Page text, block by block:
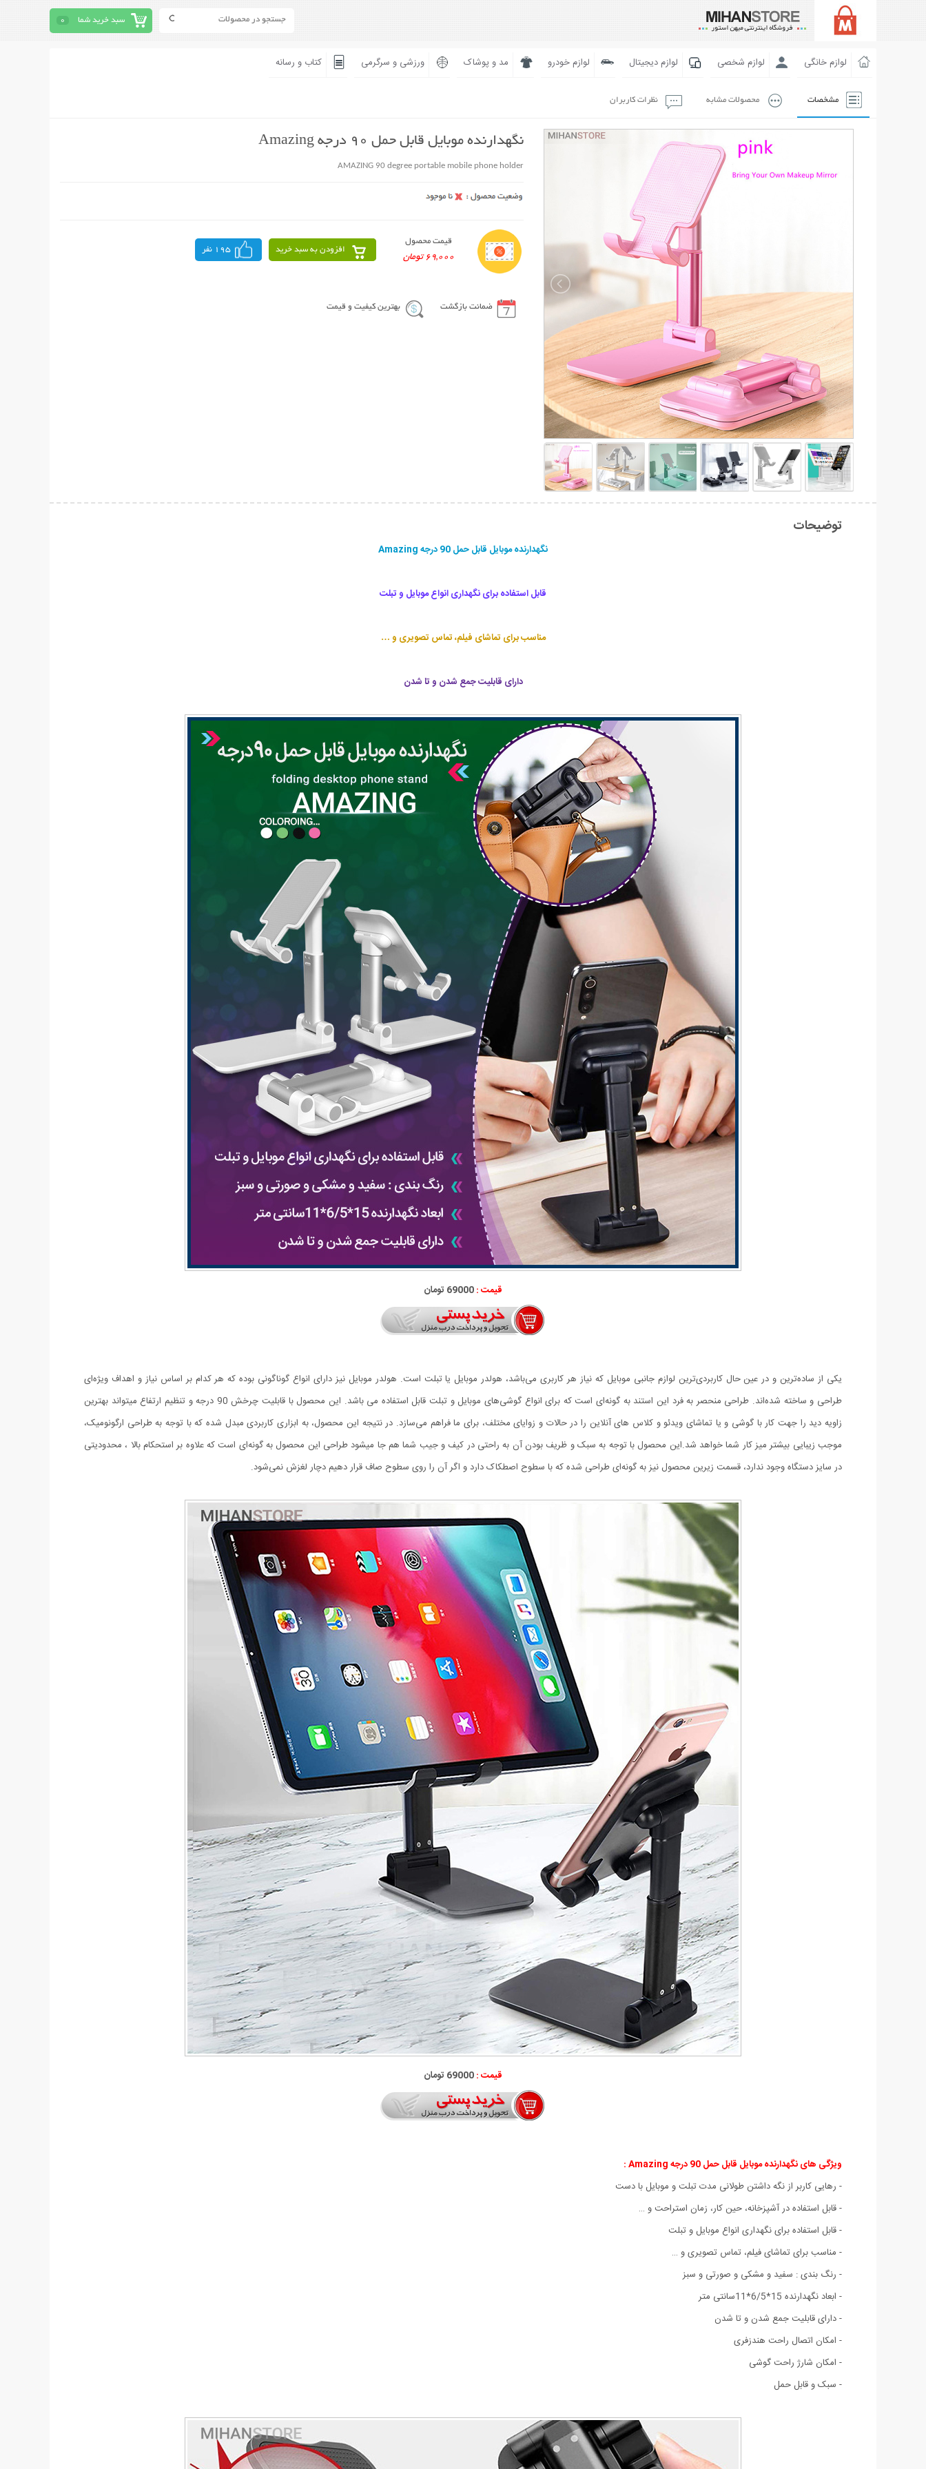
سبد خرید شما 0
لوازم خانگی لوازم شخصی لوازم دیجیتال لوازم خودرو مد و پوشاک ورزشی و سرگرمی کتاب و رسانه
مشخصات محصولات مشابه نظرات کاربران
نگهدارنده موبایل قابل حمل 90 درجه Amazing
AMAZING 90 degree portable mobile phone holder
قیمت محصول
69,000 تومان
افزودن به سبد خرید 195 نفر
ضمانت بازگشت بهترین کیفیت و قیمت
توضیحات
نگهدارنده موبایل قابل حمل 90 درجه Amazing
قابل استفاده برای نگهداری انواع موبایل و تبلت
مناسب برای تماشای فیلم، تماس تصویری و …
دارای قابلیت جمع شدن و تا شدن
قیمت :69000 تومان
یکی از ساده‌ترین و در عین حال کاربردی‌ترین لوازم جانبی موبایل که نیاز هر کاربری می‌باشد، هولدر موبایل یا تبلت است. هولدر موبایل نیز دارای انواع گوناگونی بوده که هر کدام بر اساس نیاز و اهداف ویژه‌ای
طراحی و ساخته شده‌اند. طراحی منحصر به فرد این استند به گونه‌ای است که برای انواع گوشی‌های موبایل و تبلت قابل استفاده می باشد. این محصول با قابلیت چرخش 90 درجه و تنظیم ارتفاع میتواند بهترین
زاویه دید را جهت کار با گوشی و یا تماشای ویدئو و کلاس های آنلاین را در حالات و زوایای مختلف، برای ما فراهم می‌سازد. در نتیجه این محصول، به ابزاری کاربردی مبدل شده که با توجه به طراحی ارگونومیک،
موجب زیبایی بیشتر میز کار شما خواهد شد.این محصول با توجه به سبک و ظریف بودن آن به راحتی در کیف و جیب شما هم جا میشود طراحی این محصول به گونه‌ای است که علاوه بر استحکام بالا ، محدودیتی
در سایز دستگاه وجود ندارد، قسمت زیرین محصول نیز به گونه‌ای طراحی شده که با سطوح اصطکاک دارد و اگر آن را روی سطوح صاف قرار دهیم دچار لغزش نمی‌شود.
قیمت :69000 تومان
ویژگی های نگهدارنده موبایل قابل حمل 90 درجه Amazing
:
- رهایی کاربر از نگه داشتن طولانی مدت تبلت و موبایل با دست
- قابل استفاده در آشپزخانه، حین کار، زمان استراحت و …
- قابل استفاده برای نگهداری انواع موبایل و تبلت
- مناسب برای تماشای فیلم، تماس تصویری و …
- رنگ بندی : سفید و مشکی و صورتی و سبز
- ابعاد نگهدارنده 15*6/5*11سانتی متر
- دارای قابلیت جمع شدن و تا شدن
- امکان اتصال راحت هندزفری
- امکان شارژ راحت گوشی
- سبک و قابل حمل